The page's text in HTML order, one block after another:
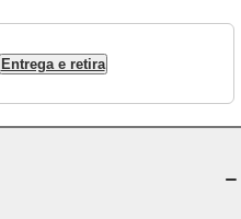
Entrega e retira